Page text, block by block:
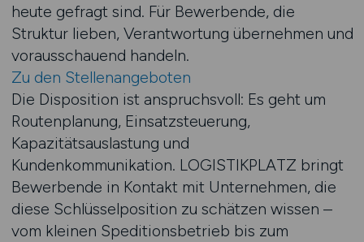
heute gefragt sind. Für Bewerbende, die
Struktur lieben, Verantwortung übernehmen und
vorausschauend handeln.
Zu den Stellenangeboten
Die Disposition ist anspruchsvoll: Es geht um
Routenplanung, Einsatzsteuerung,
Kapazitätsauslastung und
Kundenkommunikation. LOGISTIKPLATZ bringt
Bewerbende in Kontakt mit Unternehmen, die
diese Schlüsselposition zu schätzen wissen –
vom kleinen Speditionsbetrieb bis zum